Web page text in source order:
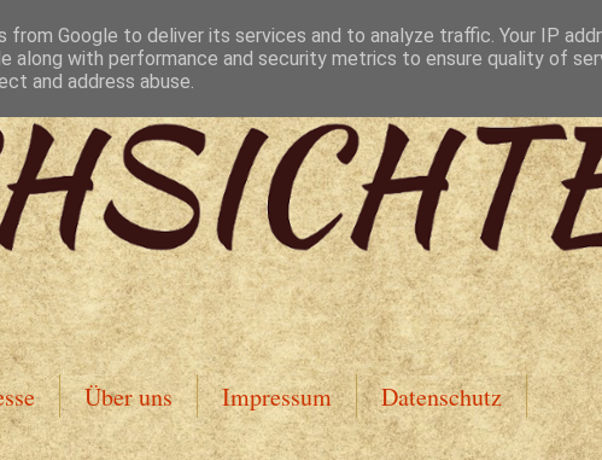
Über uns Impressum Datenschutz
from Google to deliver its services and to analyze traffic. Your IP
along with performance and security metrics to ensure quality of
and address abuse.